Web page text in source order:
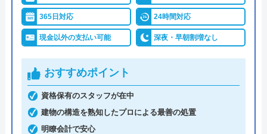
て嫌味を言ってくる始末でした。今でも残存
してる加盟店同士も含め陰口言いまくってま
す。 お陰様で、他社と連携して自社集客も
料率で悩む加盟店さん、早く見切りと付ける
ことをお勧めします。協力し合いましょう！
Message待ってます！
Googleクチコミを見る
者です。24時間年中無休で営業しており、即日対応
も可能です。問い合わせから最短30分で訪問してく
れて、経験豊富な作業スタッフが「安全・安心・親
イレトラブルを解決してくれます。
料金は、トイレの水漏れやつまりなどの簡単作業な
ら5,500円～。安心の明朗会計で、出張費、見積料
365日対応 24時間対応
現金以外の支払い可能 深夜・早朝割増なし
おすすめポイント
資格保有のスタッフが在中
建物の構造を熟知したプロによる最善の処置
明瞭会計で安心